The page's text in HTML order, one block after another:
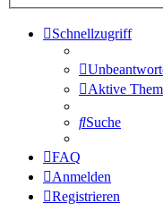
Schnellzugriff
Aktive
Suche
FAQ
Anmelden
Registrieren